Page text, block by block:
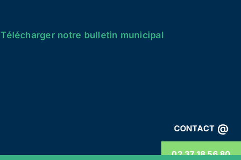
CONTACT @
02 37 18 56 80
Télécharger notre bulletin municipal